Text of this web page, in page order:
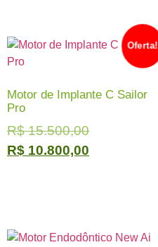
Oferta!
Motor de Implante C Sailor
Pro
R$15.500,00
R$ 10.800,00